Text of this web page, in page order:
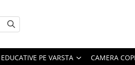
PE VARSTA CAMERA